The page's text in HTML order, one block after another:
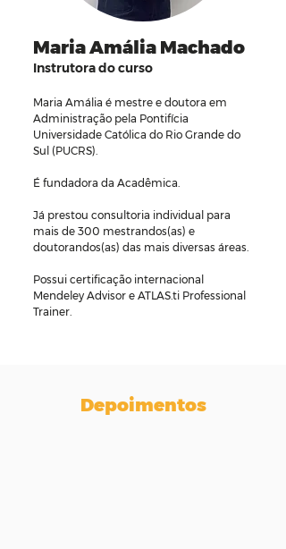
Maria Amália Machado
Instrutora do curso
Maria Amália é mestre e doutora em
Administração pela Pontifícia
Universidade Católica do Rio Grande do
Sul (PUCRS).
É fundadora da Acadêmica.
Já prestou consultoria individual para
mais de 300 mestrandos(as) e
doutorandos(as) das mais diversas áreas.
Possui certificação internacional
Mendeley Advisor e ATLAS.ti Professional
Trainer.
Depoimentos